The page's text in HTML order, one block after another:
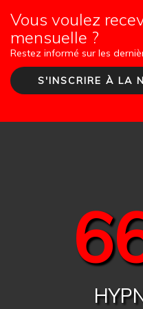
Vous voulez
mensuelle ?
Restez informé sur les
S'INSCRIRE À LA